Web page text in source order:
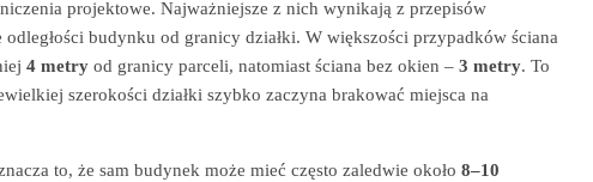
projektowe. Najważniejsze z nich wynikają z przepisów
budynku od granicy działki. W większości przypadków ściana
4 metry od granicy parceli, natomiast ściana bez okien – 3 metry. To
szerokości działki szybko zaczyna brakować miejsca na
to, że sam budynek może mieć często zaledwie około 8–10